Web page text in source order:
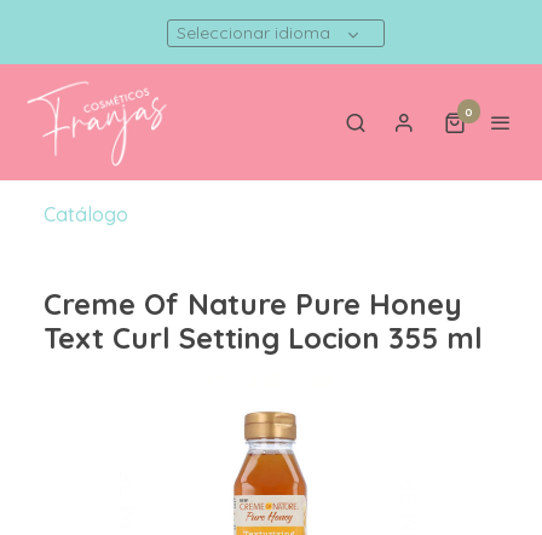
Seleccionar idioma
0
Catálogo
Creme Of Nature Pure Honey
Text Curl Setting Locion 355 ml